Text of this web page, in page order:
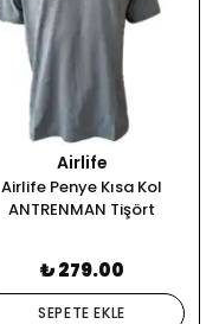
Airlife
Airlife Penye Kısa Kol
ANTRENMAN Tişört
₺ 279.00
SEPETE EKLE